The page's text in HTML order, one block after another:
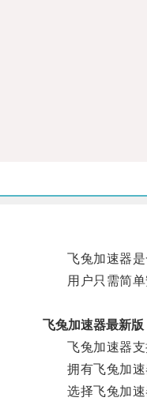
飞兔加速器是一
用户只需简单安
飞兔加速器最新版
飞兔加速器支
拥有飞兔加速器
选择飞兔加速